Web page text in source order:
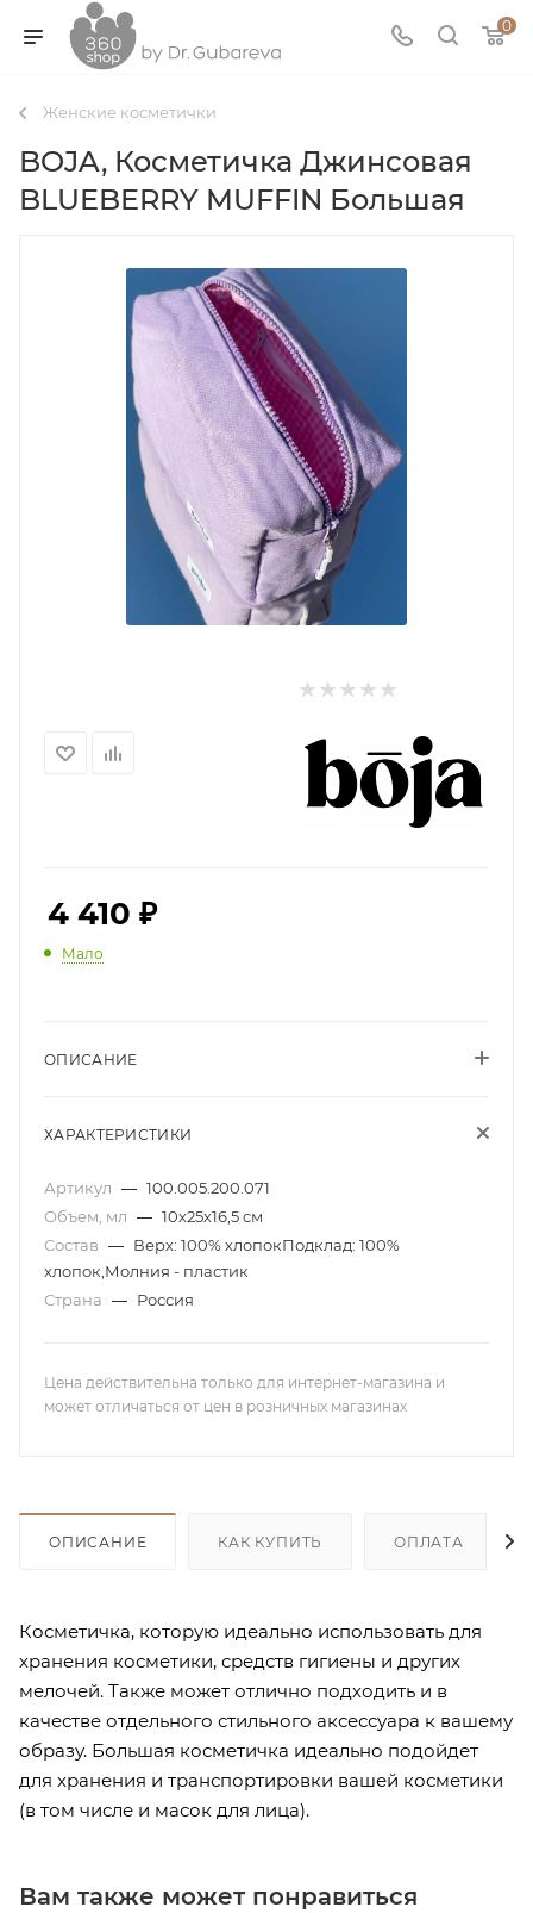
0
Женские косметички
BOJA, Косметичка Джинсовая
BLUEBERRY MUFFIN Большая
4 410 ₽
Мало
ОПИСАНИЕ
ХАРАКТЕРИСТИКИ
Артикул — 100.005.200.071
Объем, мл — 10х25х16,5 см
Состав — Верх: 100% хлопокПодклад: 100%
хлопок,Молния - пластик
Страна — Россия
Цена действительна только для интернет-магазина и
может отличаться от цен в розничных магазинах
ОПИСАНИЕ КАК КУПИТЬ ОПЛАТА
Косметичка, которую идеально использовать для
хранения косметики, средств гигиены и других
мелочей. Также может отлично подходить и в
качестве отдельного стильного аксессуара к вашему
образу. Большая косметичка идеально подойдет
для хранения и транспортировки вашей косметики
(в том числе и масок для лица).
Вам также может понравиться